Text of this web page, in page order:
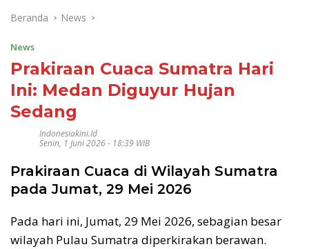
Beranda News
News
Prakiraan Cuaca Sumatra Hari
Ini: Medan Diguyur Hujan
Sedang
Indonesiakini.id
Senin, 1 Juni 2026 - 18:39 WIB
Prakiraan Cuaca di Wilayah Sumatra
pada Jumat, 29 Mei 2026
Pada hari ini, Jumat, 29 Mei 2026, sebagian besar
wilayah Pulau Sumatra diperkirakan berawan.